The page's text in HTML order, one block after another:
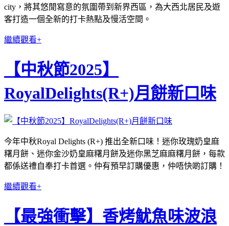
city，將其悠閒寫意的氛圍帶到新界西區，為大西北居民及遊
客打造一個全新的打卡熱點及慢活空間。
繼續觀看+
【中秋節2025】
RoyalDelights(R+)月餅新口味
今年中秋Royal Delights (R+) 推出全新口味！迷你玫瑰奶皇麻
糬月餅、迷你金沙奶皇麻糬月餅及迷你黑芝麻麻糬月餅，每款
都係送禮自奉打卡首選。仲有預早訂購優惠，仲唔快啲訂購！
繼續觀看+
【最強衝擊】香烤魷魚味波浪